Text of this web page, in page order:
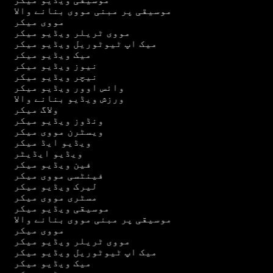
موسیقی پر مبنی مووی بنانے والا
مووی میکر
مووی ٹریلر ویڈیو میکر
میک اپ ٹیوٹوریل ویڈیو میکر
میک ویڈیو میکر
نیوز ویڈیو میکر
نیچر ویڈیو میکر
وائس اوور ویڈیو میکر
ورزش ویڈیو بنانے والا
ولاگ میکر
ونڈوز ویڈیو میکر
ویسٹرن مووی میکر
ویڈیو ایڈ میکر
ویڈیو ایڈیٹر
فین ویڈیو میکر
فینٹسی مووی میکر
لیرک ویڈیو میکر
مسٹری مووی میکر
موسیقی ویڈیو میکر
موسیقی پر مبنی مووی بنانے والا
مووی میکر
مووی ٹریلر ویڈیو میکر
میک اپ ٹیوٹوریل ویڈیو میکر
میک ویڈیو میکر